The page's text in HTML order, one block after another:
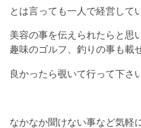
とは言っても一人で経営して
美容の事を伝えられたらと思
趣味のゴルフ、釣りの事も載
良かったら覗いて行って下さ
なかなか聞けない事など気軽